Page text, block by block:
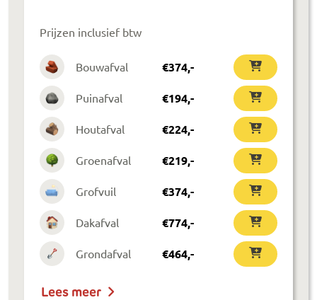
Prijzen inclusief btw
Bouwafval €374,-
Puinafval €194,-
Houtafval €224,-
Groenafval €219,-
Grofvuil €374,-
Dakafval €774,-
Grondafval €464,-
Lees meer